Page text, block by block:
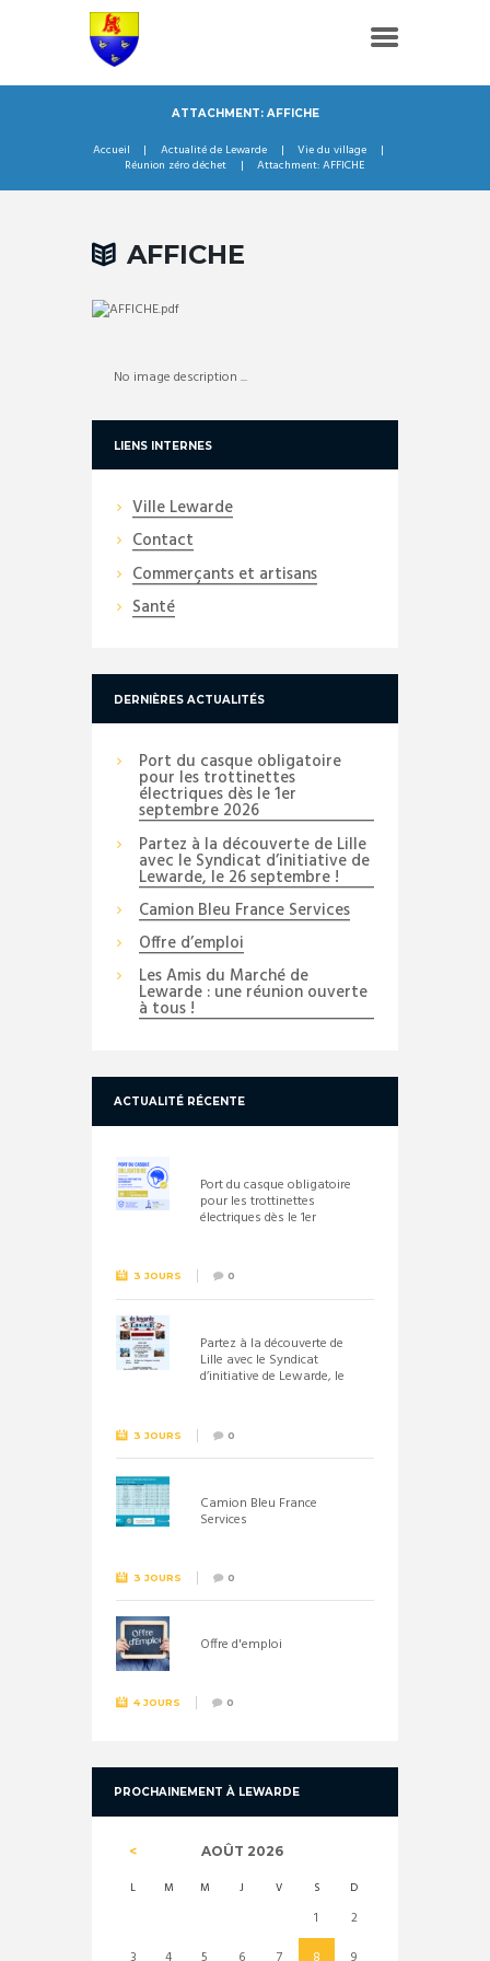
ATTACHMENT: AFFICHE
Accueil Actualité de Lewarde
Vie du village
Réunion zéro déchet
Attachment: AFFICHE
AFFICHE
No image description ...
LIENS INTERNES
Ville Lewarde
Contact
Commerçants et artisans
Santé
DERNIÈRES ACTUALITÉS
Port du casque obligatoire
pour les trottinettes
électriques dès le 1er
septembre 2026
Partez à la découverte de Lille
avec le Syndicat d’initiative de
Lewarde, le 26 septembre !
Camion Bleu France Services
Offre d’emploi
Les Amis du Marché de
Lewarde : une réunion ouverte
à tous !
ACTUALITÉ RÉCENTE
Port du casque obligatoire
pour les trottinettes
électriques dès le 1er
3 JOURS 0
Partez à la découverte de
Lille avec le Syndicat
d’initiative de Lewarde, le
3 JOURS 0
Camion Bleu France
Services
3 JOURS 0
Offre d'emploi
4 JOURS 0
PROCHAINEMENT À LEWARDE
AOÛT 2026
L M M J V S D
1
2